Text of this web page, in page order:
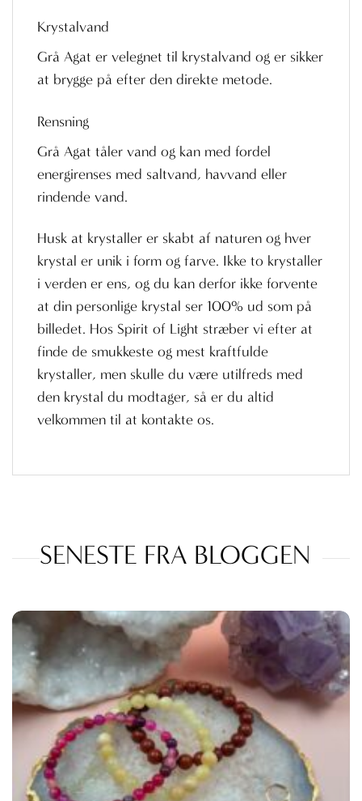
Krystalvand
Grå Agat er velegnet til krystalvand og er sikker
at brygge på efter den direkte metode.
Rensning
Grå Agat tåler vand og kan med fordel
energirenses med saltvand, havvand eller
rindende vand.
Husk at krystaller er skabt af naturen og hver
krystal er unik i form og farve. Ikke to krystaller
i verden er ens, og du kan derfor ikke forvente
at din personlige krystal ser 100% ud som på
billedet. Hos Spirit of Light stræber vi efter at
finde de smukkeste og mest kraftfulde
krystaller, men skulle du være utilfreds med
den krystal du modtager, så er du altid
velkommen til at kontakte os.
SENESTE FRA BLOGGEN